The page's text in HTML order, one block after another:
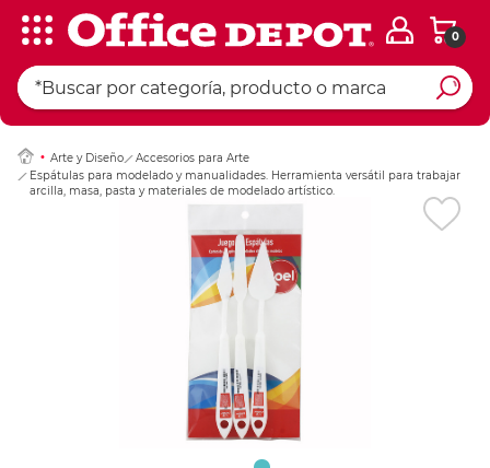
0
Arte y Diseño
Accesorios para Arte
Espátulas para modelado y manualidades. Herramienta versátil para trabajar
arcilla, masa, pasta y materiales de modelado artístico.
Ingresar Codigo